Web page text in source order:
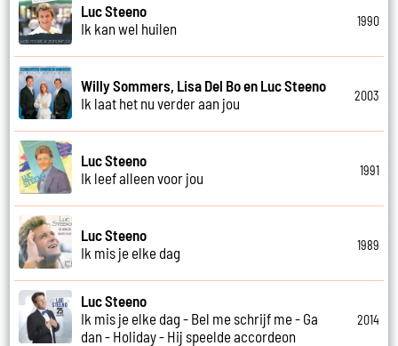
Luc Steeno
Ik kan wel huilen
1990
Willy Sommers, Lisa Del Bo en Luc Steeno
Ik laat het nu verder aan jou
2003
Luc Steeno
Ik leef alleen voor jou
1991
Luc Steeno
Ik mis je elke dag
1989
Luc Steeno
Ik mis je elke dag - Bel me schrijf me - Ga
dan - Holiday - Hij speelde accordeon
2014